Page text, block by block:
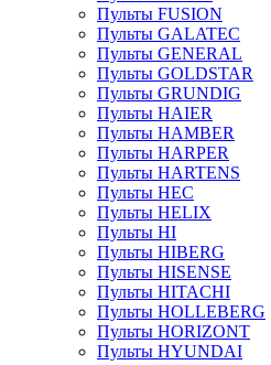
Пульты FUSION
Пульты GALATEC
Пульты GENERAL
Пульты GOLDSTAR
Пульты GRUNDIG
Пульты HAIER
Пульты HAMBER
Пульты HARPER
Пульты HARTENS
Пульты HEC
Пульты HELIX
Пульты HI
Пульты HIBERG
Пульты HISENSE
Пульты HITACHI
Пульты HOLLEBERG
Пульты HORIZONT
Пульты HYUNDAI